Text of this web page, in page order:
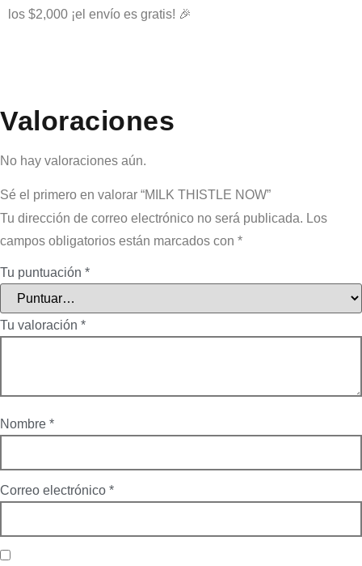
los $2,000 ¡el envío es gratis! 🎉
Valoraciones
No hay valoraciones aún.
Sé el primero en valorar “MILK THISTLE NOW”
Tu dirección de correo electrónico no será publicada. Los
campos obligatorios están marcados con *
Tu puntuación *
Tu valoración *
Nombre *
Correo electrónico *